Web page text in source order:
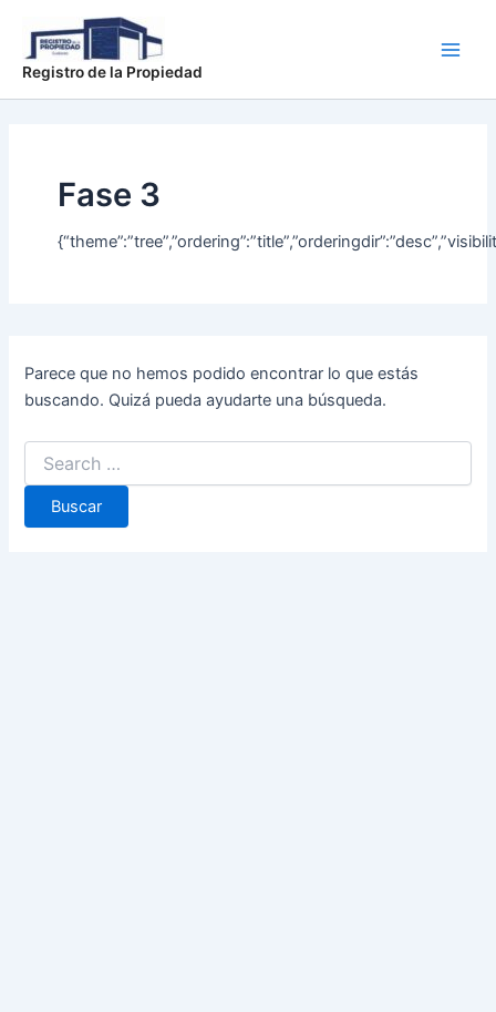
contenido
Registro de la Propiedad
Fase 3
Parece que no hemos podido encontrar lo que estás
buscando. Quizá pueda ayudarte una búsqueda.
por: